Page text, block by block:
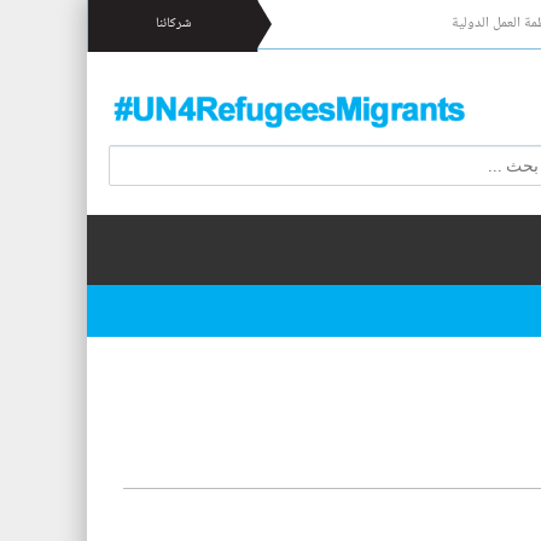
العمل الدولية شركائنا